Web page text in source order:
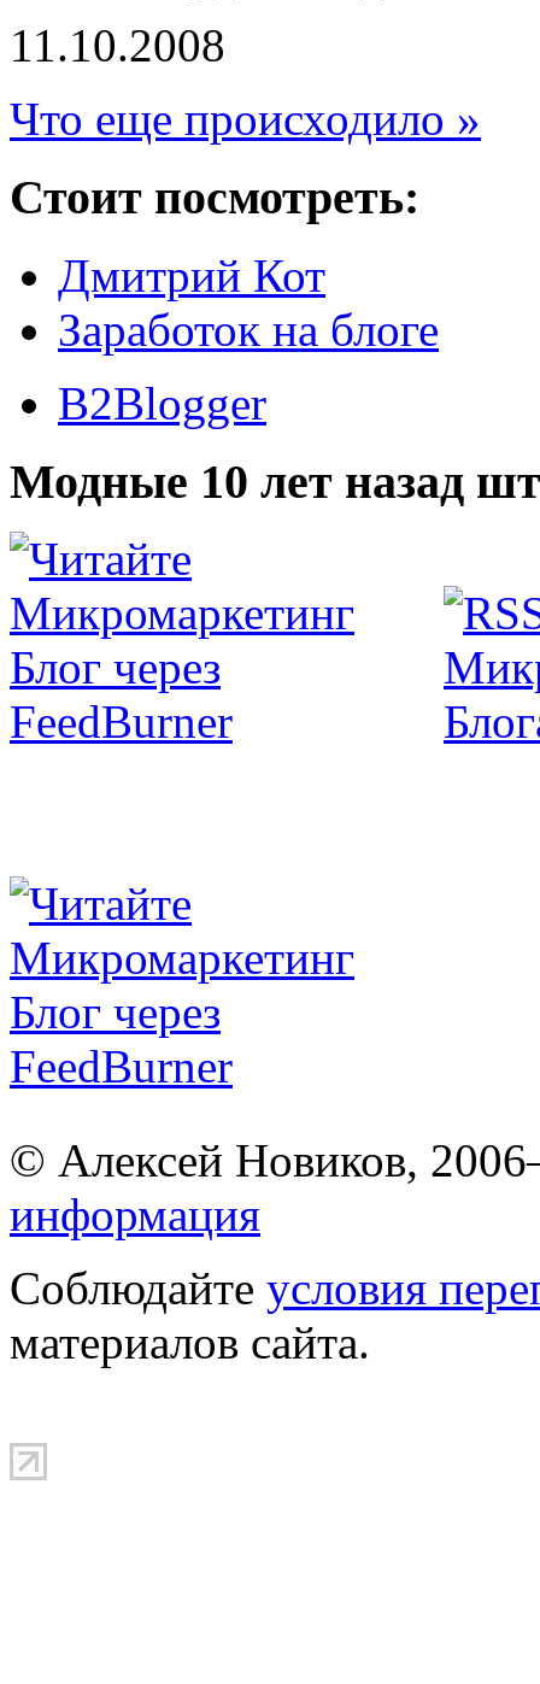
11.10.2008
Что еще происходило »
Стоит посмотреть:
Дмитрий Кот
Заработок на блоге
B2Blogger
Модные 10 лет назад
© Алексей Новиков,
информация
Соблюдайте условия
материалов сайта.